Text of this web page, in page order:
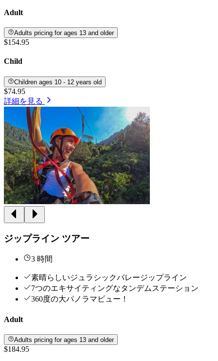
Adult
Adults pricing for ages 13 and older
$154.95
Child
Children ages 10 - 12 years old
$74.95
詳細を見る
ジップライン ツアー
3 時間
素晴らしいジュラシックバレージップライン
7つのエキサイティングなタンデムステーション
360度の大パノラマビュー！
Adult
Adults pricing for ages 13 and older
$184.95